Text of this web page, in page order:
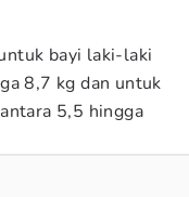
bayi laki-laki
8,7 kg dan untuk
5,5 hingga